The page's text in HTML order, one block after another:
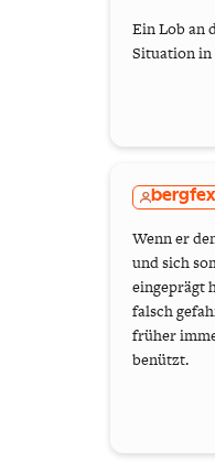
Ein Lob an
Situation in
bergfex
Wenn er
und sich
eingeprägt
falsch
früher
benützt.